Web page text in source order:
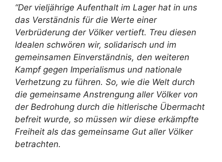
“Der vieljährige Aufenthalt im Lager hat in uns
das Verständnis für die Werte einer
Verbrüderung der Völker vertieft. Treu diesen
Idealen schwören wir, solidarisch und im
gemeinsamen Einverständnis, den weiteren
Kampf gegen Imperialismus und nationale
Verhetzung zu führen. So, wie die Welt durch
die gemeinsame Anstrengung aller Völker von
der Bedrohung durch die hitlerische Übermacht
befreit wurde, so müssen wir diese erkämpfte
Freiheit als das gemeinsame Gut aller Völker
betrachten.